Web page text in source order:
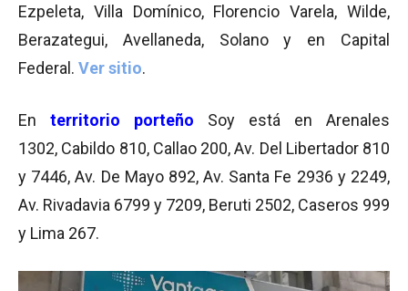
Ezpeleta, Villa Domínico, Florencio Varela, Wilde,
Berazategui, Avellaneda, Solano y en Capital
Federal. Ver sitio.
En territorio porteño Soy está en Arenales
1302, Cabildo 810, Callao 200, Av. Del Libertador 810
y 7446, Av. De Mayo 892, Av. Santa Fe 2936 y 2249,
Av. Rivadavia 6799 y 7209, Beruti 2502, Caseros 999
y Lima 267.